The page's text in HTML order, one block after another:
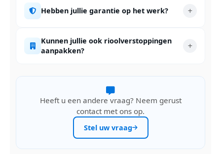
Hebben jullie garantie op het werk?
Kunnen jullie ook rioolverstoppingen
aanpakken?
Heeft u een andere vraag? Neem gerust
contact met ons op.
Stel uw vraag